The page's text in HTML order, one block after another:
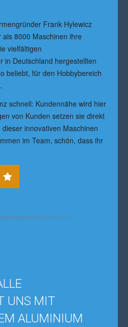
Frank Hylewicz
8000 Maschinen ihre
vielfältigen
in Deutschland hergestellten
beliebt, für den Hobbybereich
schnell: Kundennähe wird hier
von Kunden setzen sie direkt
innovativen Maschinen
im Team, schön, dass ihr
UNS MIT
ALUMINIUM